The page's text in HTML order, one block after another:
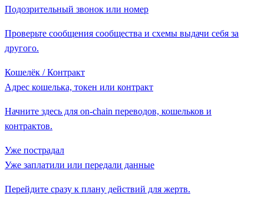
Подозрительный звонок или номер
Проверьте сообщения сообщества и схемы выдачи себя за
другого.
Кошелёк / Контракт
Адрес кошелька, токен или контракт
Начните здесь для on-chain переводов, кошельков и
контрактов.
Уже пострадал
Уже заплатили или передали данные
Перейдите сразу к плану действий для жертв.